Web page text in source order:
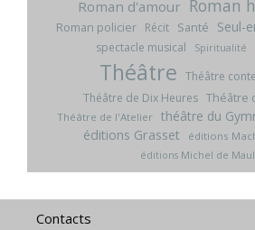
Roman d'amour Roman
Roman policier Récit Santé Seul-
spectacle musical
Spiritualité
Théâtre Théâtre
Théâtre de Dix Heures Théâtre
Théâtre de l'Atelier théâtre du
éditions Grasset
éditions
éditions Michel de
Contacts